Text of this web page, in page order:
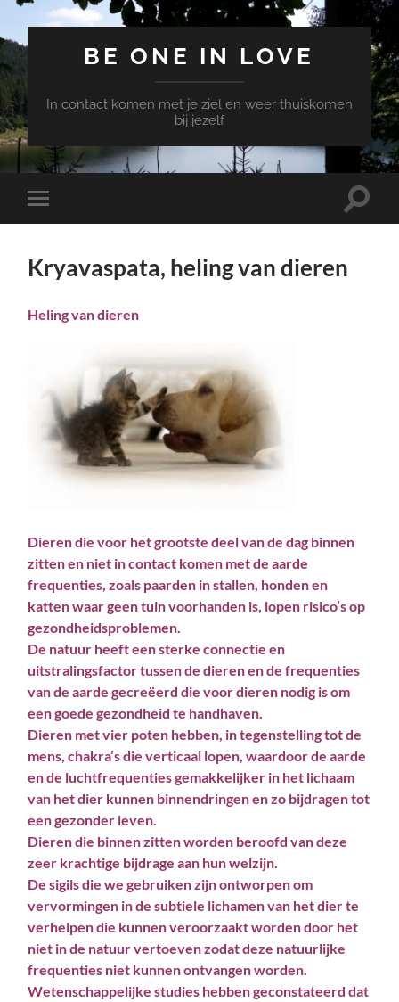
BE ONE IN LOVE
In contact komen met je ziel en weer thuiskomen
bij jezelf
Toggle
mobiel
Toggle
Kryavaspata, heling van dieren
Heling van dieren
Dieren die voor het grootste deel van de dag binnen
zitten en niet in contact komen met de aarde
frequenties, zoals paarden in stallen, honden en
katten waar geen tuin voorhanden is, lopen risico’s op
gezondheidsproblemen.
De natuur heeft een sterke connectie en
uitstralingsfactor tussen de dieren en de frequenties
van de aarde gecreëerd die voor dieren nodig is om
een goede gezondheid te handhaven.
Dieren met vier poten hebben, in tegenstelling tot de
mens, chakra’s die verticaal lopen, waardoor de aarde
en de luchtfrequenties gemakkelijker in het lichaam
van het dier kunnen binnendringen en zo bijdragen tot
een gezonder leven.
Dieren die binnen zitten worden beroofd van deze
zeer krachtige bijdrage aan hun welzijn.
De sigils die we gebruiken zijn ontworpen om
vervormingen in de subtiele lichamen van het dier te
verhelpen die kunnen veroorzaakt worden door het
niet in de natuur vertoeven zodat deze natuurlijke
frequenties niet kunnen ontvangen worden.
Wetenschappelijke studies hebben geconstateerd dat